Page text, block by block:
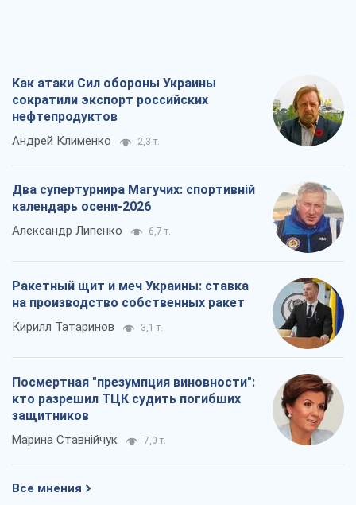
Как атаки Сил обороны Украины
сократили экспорт российских
нефтепродуктов
Андрей Клименко 2,3 т.
Два супертурнира Магучих: спортивній
календарь осени-2026
Александр Липенко 6,7 т.
Ракетный щит и меч Украины: ставка
на производство собственных ракет
Кирилл Татаринов 3,1 т.
Посмертная "презумпция виновности":
кто разрешил ТЦК судить погибших
защитников
Марина Ставнійчук 7,0 т.
Все мнения